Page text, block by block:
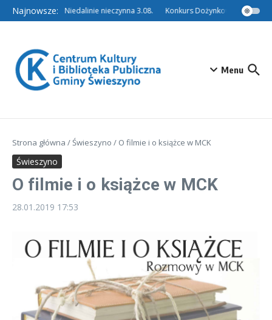
Przejdź do treści
Najnowsze:Filia w Niedalinie nieczynna 3.08. Konkurs Dożynkowy –
Menu
Strona główna /Świeszyno / O filmie i o książce w MCK
Świeszyno
O filmie i o książce w MCK
28.01.2019 17:53